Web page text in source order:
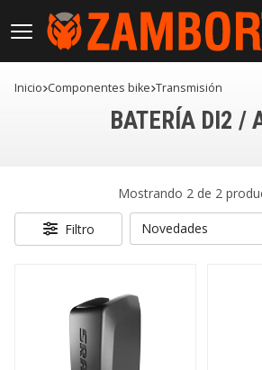
Inicio componentes bike transmisión
BATERÍA DI2 /
Mostrando 2 de 2
Filtro